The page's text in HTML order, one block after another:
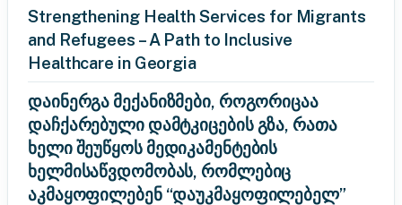
Strengthening Health Services for Migrants
and Refugees – A Path to Inclusive
Healthcare in Georgia
დაინერგა მექანიზმები, როგორიცაა
დაჩქარებული დამტკიცების გზა, რათა
ხელი შეუწყოს მედიკამენტების
ხელმისაწვდომობას, რომლებიც
აკმაყოფილებენ “დაუკმაყოფილებელ”